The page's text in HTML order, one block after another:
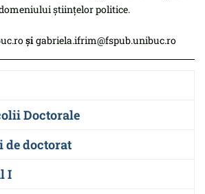
științelor politice.
șigabriela.ifrim@fspub.unibuc.ro
Doctorale
de doctorat
I